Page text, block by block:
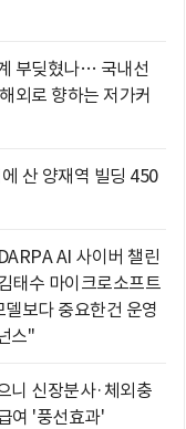
부딪혔나… 국내선
외로 향하는 저가커
산 양재역 빌딩 450
AI 사이버 챌린
태수 마이크로소프트
보다 중요한건 운영
스"
니 신장분사·체외충
여 '풍선효과'